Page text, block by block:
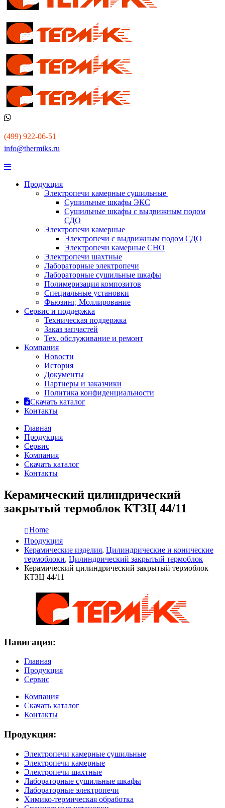
(499) 922-06-51
info@thermiks.ru
Продукция
Электропечи камерные сушильные
Сушильные шкафы ЭКС
Сушильные шкафы с выдвижным подом
СДО
Электропечи камерные
Электропечи с выдвижным подом СДО
Электропечи камерные СНО
Электропечи шахтные
Лабораторные электропечи
Лабораторные сушильные шкафы
Полимеризация композитов
Специальные установки
Фьюзинг, Моллирование
Сервис и поддержка
Техническая поддержка
Заказ запчастей
Тех. обслуживание и ремонт
Компания
Новости
История
Документы
Партнеры и заказчики
Политика конфиденциальности
Скачать каталог
Контакты
Главная
Продукция
Сервис
Компания
Скачать каталог
Контакты
Керамический цилиндрический
закрытый термоблок КТЗЦ 44/11
Home
Продукция
Керамические изделия, Цилиндрические и конические
термоблоки, Цилиндрический закрытый термоблок
Керамический цилиндрический закрытый термоблок
КТЗЦ 44/11
Навигация:
Главная
Продукция
Сервис
Компания
Скачать каталог
Контакты
Продукция:
Электропечи камерные сушильные
Электропечи камерные
Электропечи шахтные
Лабораторные сушильные шкафы
Лабораторные электропечи
Химико-термическая обработка